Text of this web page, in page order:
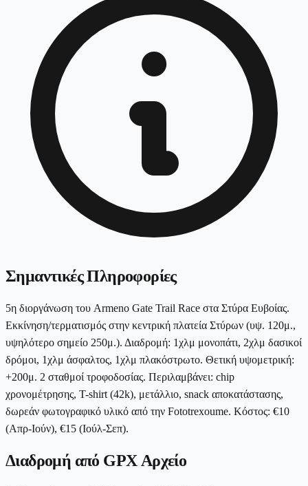
Σημαντικές Πληροφορίες
5η διοργάνωση του Armeno Gate Trail Race στα Στύρα Ευβοίας.
Εκκίνηση/τερματισμός στην κεντρική πλατεία Στύρων (υψ. 120μ.,
υψηλότερο σημείο 250μ.). Διαδρομή: 1χλμ μονοπάτι, 2χλμ δασικοί
δρόμοι, 1χλμ άσφαλτος, 1χλμ πλακόστρωτο. Θετική υψομετρική:
+200μ. 2 σταθμοί τροφοδοσίας. Περιλαμβάνει: chip
χρονομέτρησης, T-shirt (42k), μετάλλιο, snack αποκατάστασης,
δωρεάν φωτογραφικό υλικό από την Fototrexoume. Κόστος: €10
(Απρ-Ιούν), €15 (Ιούλ-Σεπ).
Διαδρομή από GPX Αρχείο